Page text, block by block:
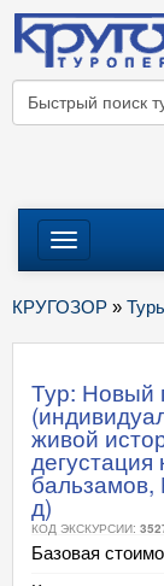
Меню
КРУГОЗОР »
Тур: Новый
живой
дегустация
бальзамов,
д)
КОД ЭКСКУРСИИ:
Базовая